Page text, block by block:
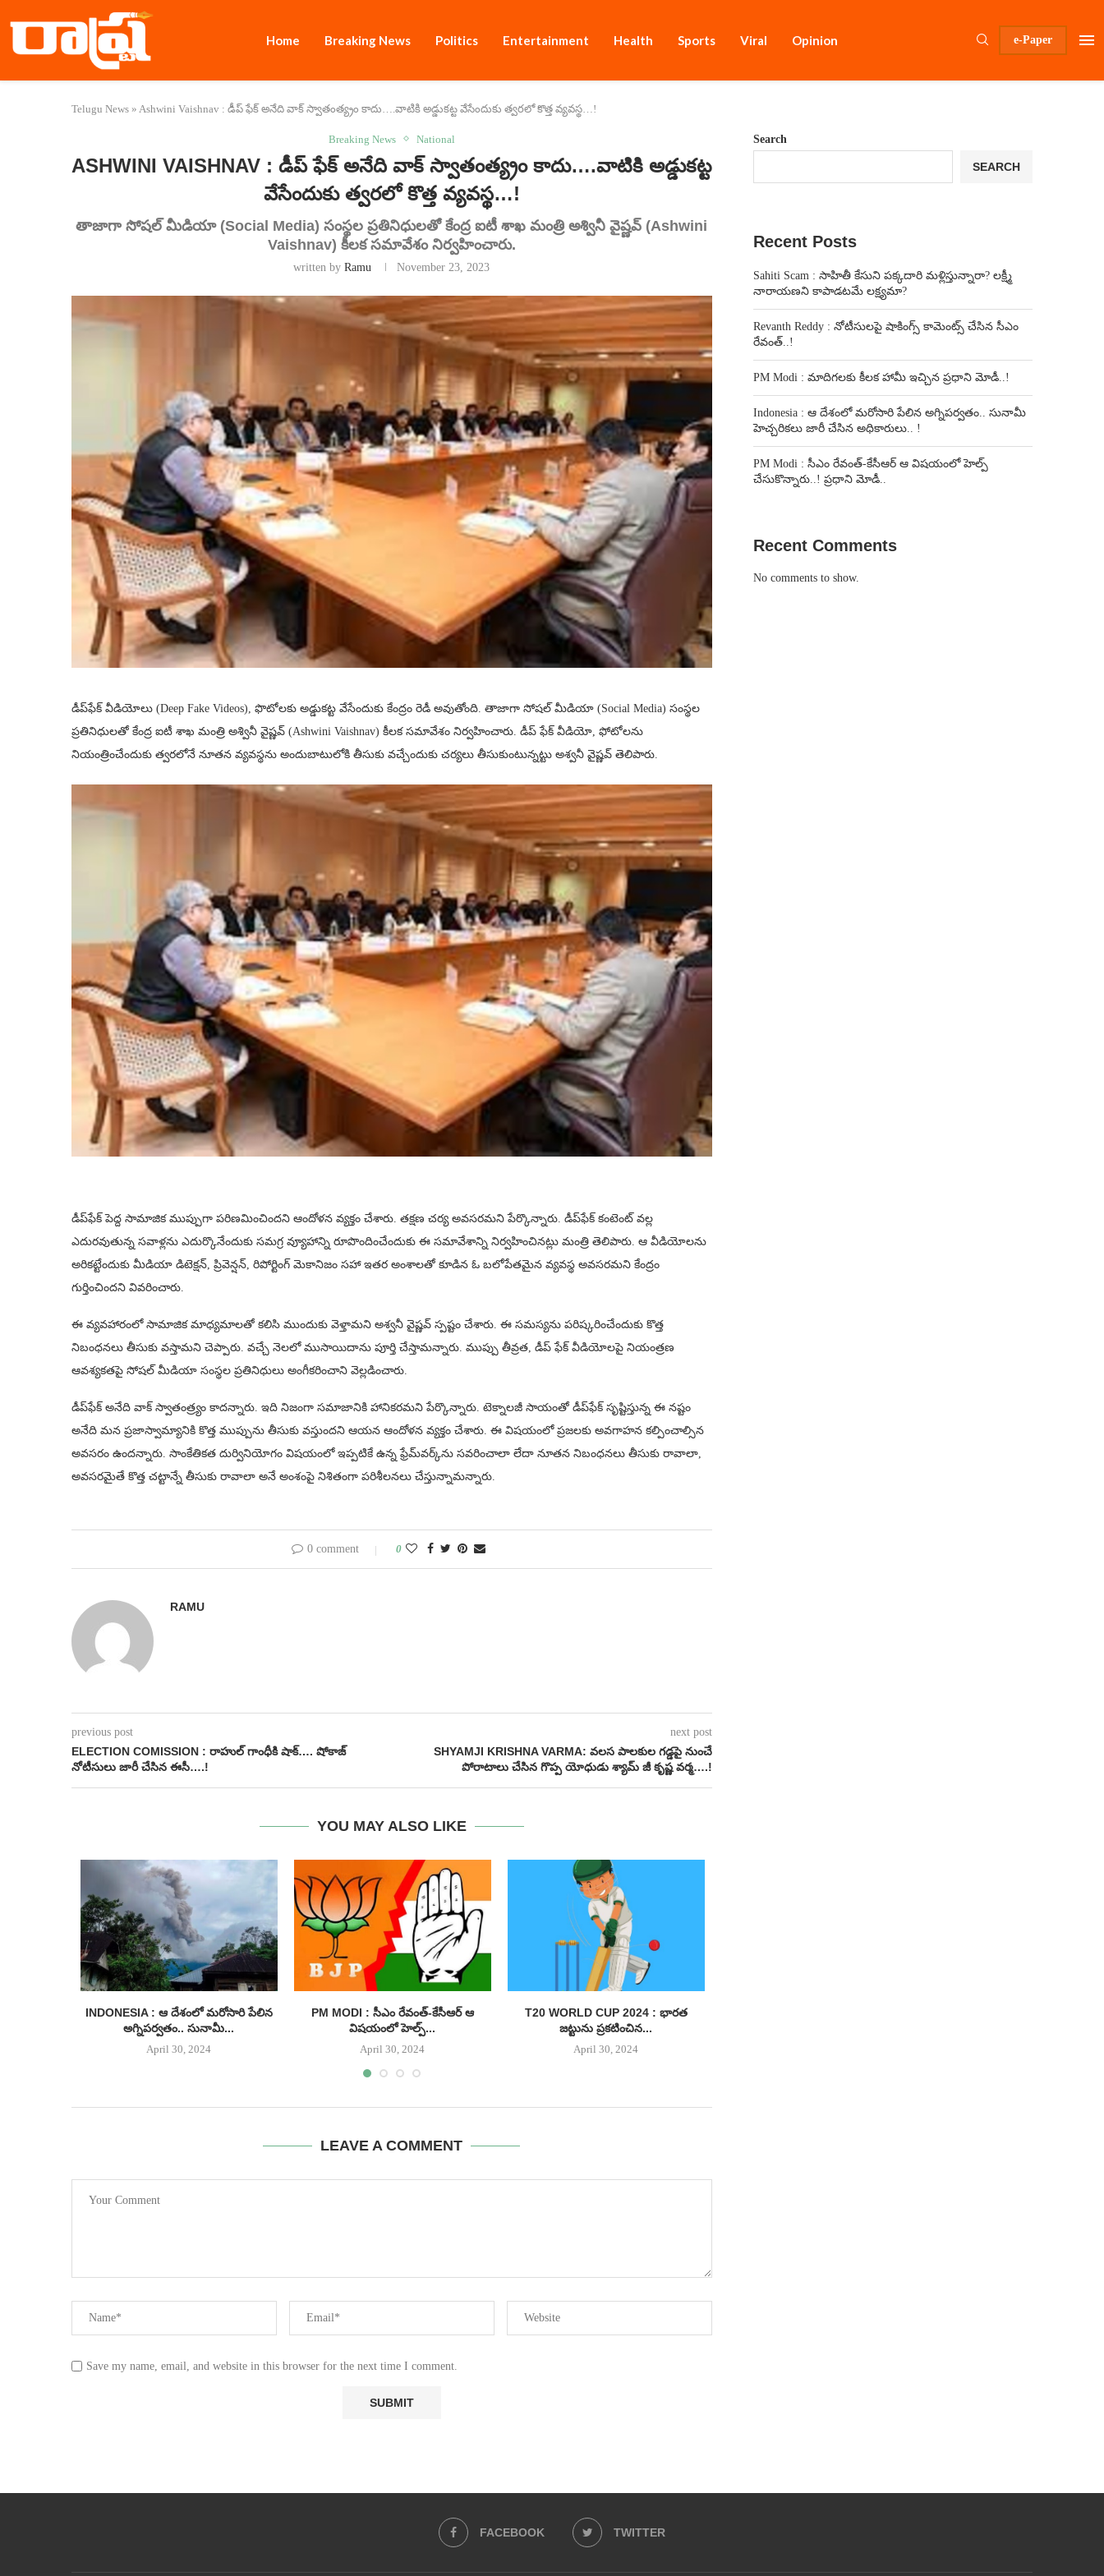
Home Breaking News Politics Entertainment Health Sports Viral Opinion e-Paper
Telugu News » Ashwini Vaishnav : డీప్ ఫేక్ అనేది వాక్ స్వాతంత్య్రం కాదు….వాటికి అడ్డుకట్ట వేసేందుకు త్వరలో కొత్త వ్యవస్థ…!
Breaking News National
ASHWINI VAISHNAV : డీప్ ఫేక్ అనేది వాక్ స్వాతంత్య్రం కాదు….వాటికి అడ్డుకట్ట
వేసేందుకు త్వరలో కొత్త వ్యవస్థ…!
తాజాగా సోషల్ మీడియా (Social Media) సంస్థల ప్రతినిధులతో కేంద్ర ఐటీ శాఖ మంత్రి అశ్వినీ వైష్ణవ్ (Ashwini
Vaishnav) కీలక సమావేశం నిర్వహించారు.
written byRamu November 23, 2023
డీప్​ఫేక్​ వీడియోలు (Deep Fake Videos), ఫొటోలకు అడ్డుకట్ట వేసేందుకు కేంద్రం రెడీ అవుతోంది. తాజాగా సోషల్ మీడియా (Social Media) సంస్థల
ప్రతినిధులతో కేంద్ర ఐటీ శాఖ మంత్రి అశ్వినీ వైష్ణవ్ (Ashwini Vaishnav) కీలక సమావేశం నిర్వహించారు. డీప్ ఫేక్ వీడియో, ఫోటోలను
నియంత్రించేందుకు త్వరలోనే నూతన వ్యవస్థను అందుబాటులోకి తీసుకు వచ్చేందుకు చర్యలు తీసుకుంటున్నట్టు అశ్వనీ వైష్ణవ్ తెలిపారు.
డీప్‌ఫేక్ పెద్ద సామాజిక ముప్పుగా పరిణమించిందని ఆందోళన వ్యక్తం చేశారు. తక్షణ చర్య అవసరమని పేర్కొన్నారు. డీప్‌ఫేక్ కంటెంట్ వల్ల
ఎదురవుతున్న సవాళ్లను ఎదుర్కొనేందుకు సమగ్ర వ్యూహాన్ని రూపొందించేందుకు ఈ సమావేశాన్ని నిర్వహించినట్లు మంత్రి తెలిపారు. ఆ వీడియోలను
అరికట్టేందుకు మీడియా డిటెక్షన్​, ప్రివెన్షన్​, రిపోర్టింగ్​ మెకానిజం సహా ఇతర అంశాలతో కూడిన ఓ బలోపేతమైన వ్యవస్థ అవసరమని కేంద్రం
గుర్తించిందని వివరించారు.
ఈ వ్యవహారంలో సామాజిక మాధ్యమాలతో కలిసి ముందుకు వెళ్తామని అశ్వనీ వైష్ణవ్ స్పష్టం చేశారు. ఈ సమస్యను పరిష్కరించేందుకు కొత్త
నిబంధనలు తీసుకు వస్తామని చెప్పారు. వచ్చే నెలలో ముసాయిదాను పూర్తి చేస్తామన్నారు. ముప్పు తీవ్రత, డీప్ ఫేక్ వీడియోలపై నియంత్రణ
ఆవశ్యకతపై సోషల్ మీడియా సంస్థల ప్రతినిధులు అంగీకరించాని వెల్లడించారు.
డీప్‌ఫేక్ అనేది వాక్ స్వాతంత్ర్యం కాదన్నారు. ఇది నిజంగా సమాజానికి హానికరమని పేర్కొన్నారు. టెక్నాలజీ సాయంతో డీప్‌ఫేక్‌ సృష్టిస్తున్న ఈ నష్టం
అనేది మన ప్రజాస్వామ్యానికి కొత్త ముప్పును తీసుకు వస్తుందని ఆయన ఆందోళన వ్యక్తం చేశారు. ఈ విషయంలో ప్రజలకు అవగాహన కల్పించాల్సిన
అవసరం ఉందన్నారు. సాంకేతికత దుర్వినియోగం విషయంలో ఇప్పటికే ఉన్న ఫ్రేమ్​వర్క్​ను సవరించాలా లేదా నూతన నిబంధనలు తీసుకు రావాలా,
అవసరమైతే కొత్త చట్టాన్నే తీసుకు రావాలా అనే అంశంపై నిశితంగా పరిశీలనలు చేస్తున్నామన్నారు.
0 comment 0
RAMU
previous post
ELECTION COMISSION : రాహుల్ గాంధీకి షాక్…. షోకాజ్
నోటీసులు జారీ చేసిన ఈసీ….!
next post
SHYAMJI KRISHNA VARMA: వలస పాలకుల గడ్డపై నుంచే
పోరాటాలు చేసిన గొప్ప యోధుడు శ్యామ్ జీ కృష్ణ వర్మ….!
YOU MAY ALSO LIKE
INDONESIA : ఆ దేశంలో మరోసారి పేలిన
అగ్నిపర్వతం.. సునామీ...
April 30, 2024
PM MODI : సీఎం రేవంత్-కేసీఆర్ ఆ
విషయంలో హెల్ప్...
April 30, 2024
T20 WORLD CUP 2024 : భారత
జట్టును ప్రకటించిన...
April 30, 2024
LEAVE A COMMENT
Save my name, email, and website in this browser for the next time I comment.
Search
SEARCH
Recent Posts
Sahiti Scam : సాహితీ కేసుని పక్కదారి మళ్లిస్తున్నారా? లక్ష్మీ
నారాయణని కాపాడటమే లక్ష్యమా?
Revanth Reddy : నోటీసులపై షాకింగ్స్ కామెంట్స్ చేసిన సీఎం
రేవంత్..!
PM Modi : మాదిగలకు కీలక హామీ ఇచ్చిన ప్రధాని మోడీ..!
Indonesia : ఆ దేశంలో మరోసారి పేలిన అగ్నిపర్వతం.. సునామీ
హెచ్చరికలు జారీ చేసిన అధికారులు.. !
PM Modi : సీఎం రేవంత్-కేసీఆర్ ఆ విషయంలో హెల్ప్
చేసుకొన్నారు..! ప్రధాని మోడీ..
Recent Comments
No comments to show.
FACEBOOK TWITTER